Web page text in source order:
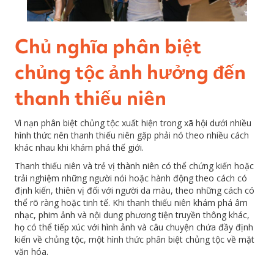
Chủ nghĩa phân biệt
chủng tộc ảnh hưởng đến
thanh thiếu niên
Vì nạn phân biệt chủng tộc xuất hiện trong xã hội dưới nhiều
hình thức nên thanh thiếu niên gặp phải nó theo nhiều cách
khác nhau khi khám phá thế giới.
Thanh thiếu niên và trẻ vị thành niên có thể chứng kiến hoặc
trải nghiệm những người nói hoặc hành động theo cách có
định kiến, thiên vị đối với người da màu, theo những cách có
thể rõ ràng hoặc tinh tế. Khi thanh thiếu niên khám phá âm
nhạc, phim ảnh và nội dung phương tiện truyền thông khác,
họ có thể tiếp xúc với hình ảnh và câu chuyện chứa đầy định
kiến về chủng tộc, một hình thức phân biệt chủng tộc về mặt
văn hóa.